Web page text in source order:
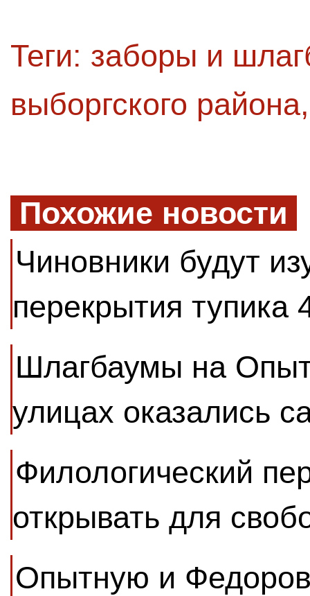
Теги: заборы и
выборгского района
Похожие новости
Чиновники будут
перекрытия тупика
Шлагбаумы на
улицах оказались
Филологический
открывать для
Опытную и